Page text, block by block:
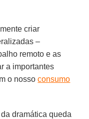
criar
–
remoto e as
a importantes
o nossoconsumo
dramática queda